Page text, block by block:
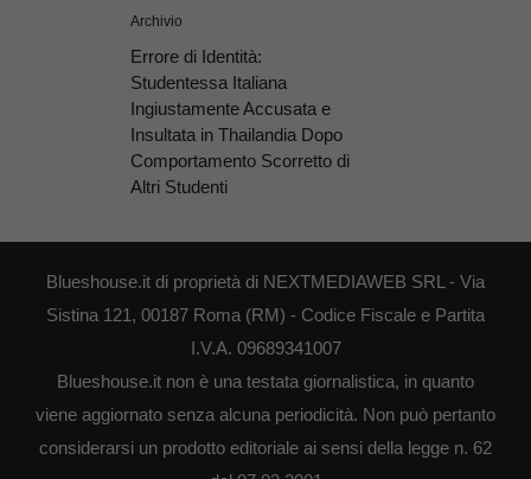
Archivio
Errore di Identità:
Studentessa Italiana
Ingiustamente Accusata e
Insultata in Thailandia Dopo
Comportamento Scorretto di
Altri Studenti
Blueshouse.it di proprietà di NEXTMEDIAWEB SRL - Via
Sistina 121, 00187 Roma (RM) - Codice Fiscale e Partita
I.V.A. 09689341007
Blueshouse.it non è una testata giornalistica, in quanto
viene aggiornato senza alcuna periodicità. Non può pertanto
considerarsi un prodotto editoriale ai sensi della legge n. 62